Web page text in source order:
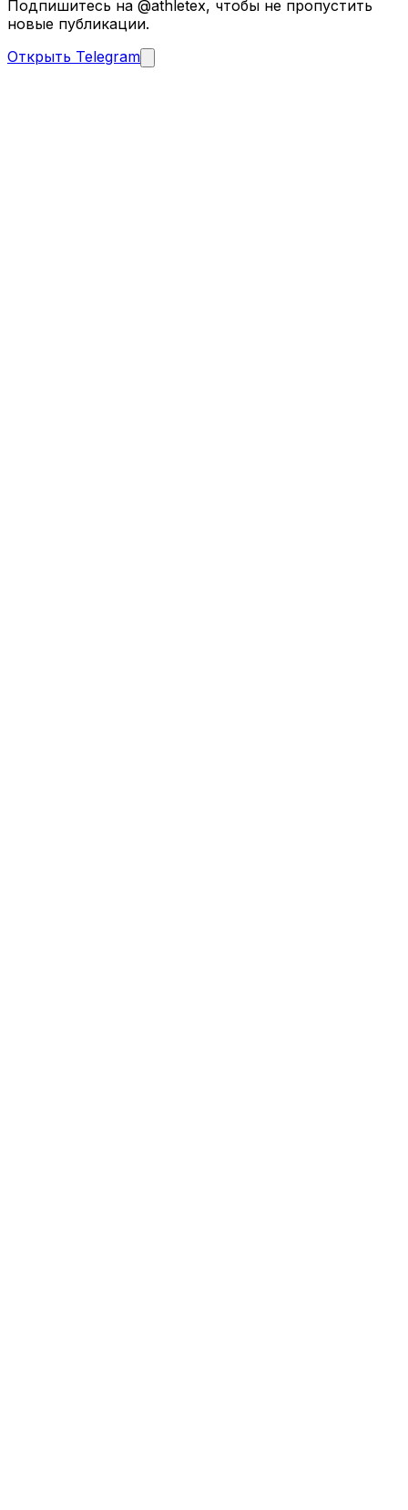
Подпишитесь на @athletex, чтобы не пропустить
новые публикации.
Открыть Telegram